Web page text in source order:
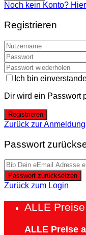
Noch kein Konto?
Registrieren
Ich bin
Dir wird ein Passwort
Registrieren
Zurück zur Anmeldung
Passwort
Passwort zurücksetzen
Zurück zum Login
ALLE
ALLE Preise